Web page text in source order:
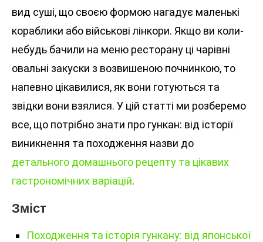
вид суші, що своєю формою нагадує маленькі
кораблики або військові лінкори. Якщо ви коли-
небудь бачили на меню ресторану ці чарівні
овальні закуски з возвишеною почнинкою, то
напевно цікавилися, як вони готуються та
звідки вони взялися. У цій статті ми розберемо
все, що потрібно знати про гункан: від історії
виникнення та походження назви до
детального домашнього рецепту та цікавих
гастрономічних варіацій.
Зміст
Походження та історія гункану: від японської